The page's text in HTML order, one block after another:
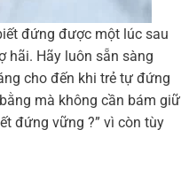
đứng được một lúc sau
hãi. Hãy luôn sẵn sàng
cho đến khi trẻ tự đứng
mà không cần bám giữ
đứng vững ?” vì còn tùy